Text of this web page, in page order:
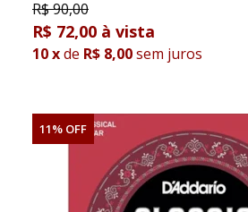
R$90,00
R$ 72,00
10xde R$ 8,00sem juros
11% OFF